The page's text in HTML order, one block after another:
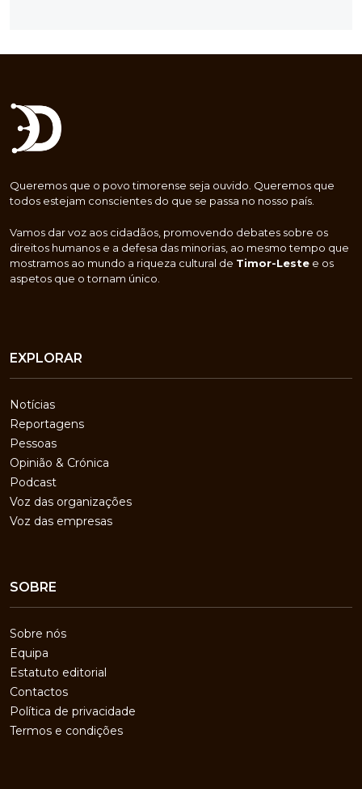
Queremos que o povo timorense seja ouvido. Queremos que
todos estejam conscientes do que se passa no nosso país.
Vamos dar voz aos cidadãos, promovendo debates sobre os
direitos humanos e a defesa das minorias, ao mesmo tempo que
mostramos ao mundo a riqueza cultural de Timor-Leste e os
aspetos que o tornam único.
EXPLORAR
Notícias
Reportagens
Pessoas
Opinião & Crónica
Podcast
Voz das organizações
Voz das empresas
SOBRE
Sobre nós
Equipa
Estatuto editorial
Contactos
Política de privacidade
Termos e condições